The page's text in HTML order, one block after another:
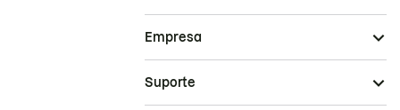
Empresa
Suporte